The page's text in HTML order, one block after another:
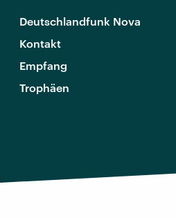
Deutschlandfunk Nova
Kontakt
Empfang
Trophäen